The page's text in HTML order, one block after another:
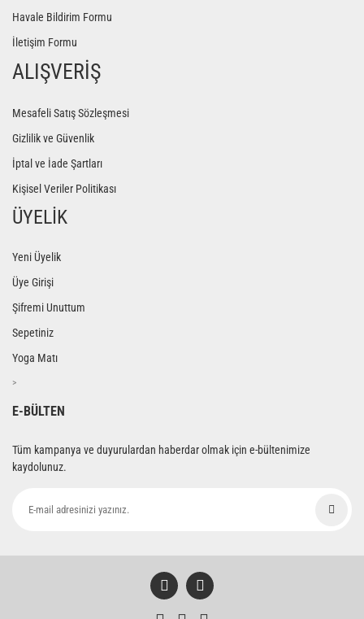
Havale Bildirim Formu
İletişim Formu
ALIŞVERİŞ
Mesafeli Satış Sözleşmesi
Gizlilik ve Güvenlik
İptal ve İade Şartları
Kişisel Veriler Politikası
ÜYELİK
Yeni Üyelik
Üye Girişi
Şifremi Unuttum
Sepetiniz
Yoga Matı
>
E-BÜLTEN
Tüm kampanya ve duyurulardan haberdar olmak için e-bültenimize
kaydolunuz.